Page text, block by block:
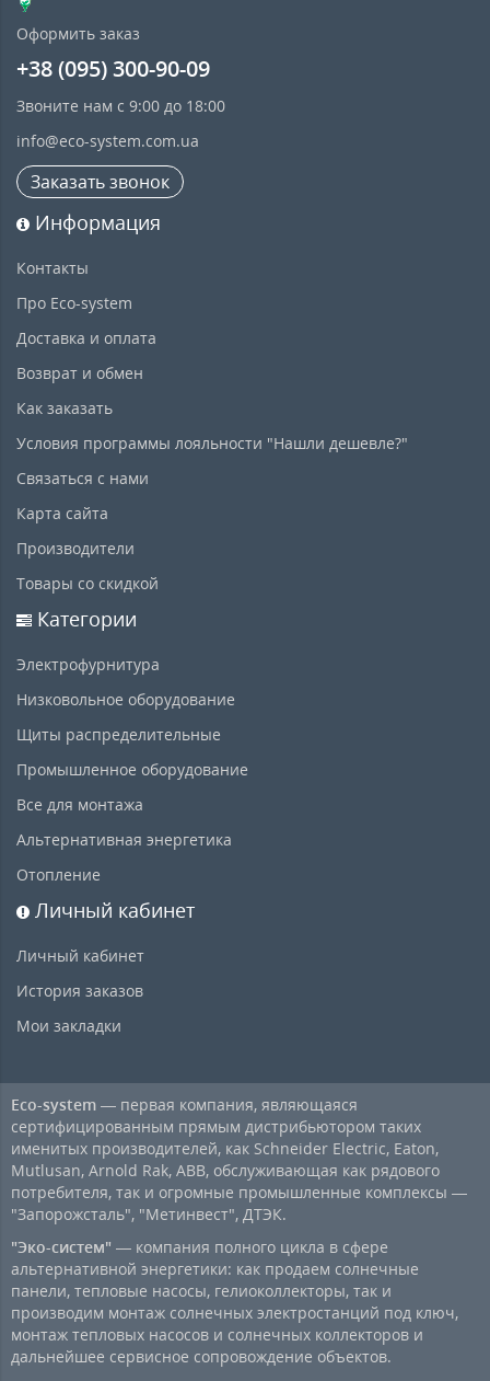
Оформить заказ
+38 (095) 300-90-09
Звоните нам с 9:00 до 18:00
info@eco-system.com.ua
Заказать звонок
Информация
Контакты
Про Eco-system
Доставка и оплата
Возврат и обмен
Как заказать
Условия программы лояльности "Нашли дешевле?"
Связаться с нами
Карта сайта
Производители
Товары со скидкой
Категории
Электрофурнитура
Низковольное оборудование
Щиты распределительные
Промышленное оборудование
Все для монтажа
Альтернативная энергетика
Отопление
Личный кабинет
Личный кабинет
История заказов
Мои закладки
Eco-system — первая компания, являющаяся
сертифицированным прямым дистрибьютором таких
именитых производителей, как Schneider Electric, Eaton,
Mutlusan, Arnold Rak, ABB, обслуживающая как рядового
потребителя, так и огромные промышленные комплексы —
"Запорожсталь", "Метинвест", ДТЭК.
"Эко-систем" — компания полного цикла в сфере
альтернативной энергетики: как продаем солнечные
панели, тепловые насосы, гелиоколлекторы, так и
производим монтаж солнечных электростанций под ключ,
монтаж тепловых насосов и солнечных коллекторов и
дальнейшее сервисное сопровождение объектов.